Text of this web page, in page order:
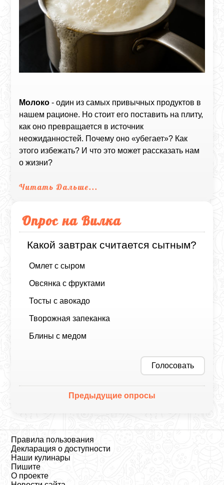
Молоко - один из самых привычных продуктов в
нашем рационе. Но стоит его поставить на плиту,
как оно превращается в источник
неожиданностей. Почему оно «убегает»? Как
этого избежать? И что это может рассказать нам
о жизни?
Читать Дальше...
Опрос на Вилка
Какой завтрак считается сытным?
Омлет с сыром
Овсянка с фруктами
Тосты с авокадо
Творожная запеканка
Блины с медом
Голосовать
Предыдущие опросы
Правила пользования
Декларация о доступности
Наши кулинары
Пишите
О проекте